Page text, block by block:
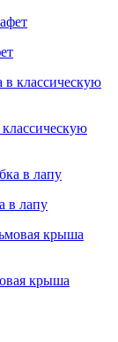
в лапу
крыша